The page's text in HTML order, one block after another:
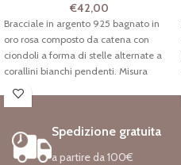
€42,00
Bracciale in argento 925 bagnato in
oro rosa composto da catena con
ciondoli a forma di stelle alternate a
corallini bianchi pendenti. Misura
regolabile con chiusura a moschettone
Spedizione gratuita
a partire da 100€